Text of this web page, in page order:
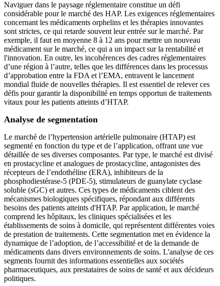
Naviguer dans le paysage réglementaire constitue un défi
considérable pour le marché des HAP. Les exigences réglementaires
concernant les médicaments orphelins et les thérapies innovantes
sont strictes, ce qui retarde souvent leur entrée sur le marché. Par
exemple, il faut en moyenne 8 à 12 ans pour mettre un nouveau
médicament sur le marché, ce qui a un impact sur la rentabilité et
l'innovation. En outre, les incohérences des cadres réglementaires
d’une région à l’autre, telles que les différences dans les processus
d’approbation entre la FDA et l’EMA, entravent le lancement
mondial fluide de nouvelles thérapies. Il est essentiel de relever ces
défis pour garantir la disponibilité en temps opportun de traitements
vitaux pour les patients atteints d’HTAP.
Analyse de segmentation
Le marché de l’hypertension artérielle pulmonaire (HTAP) est
segmenté en fonction du type et de l’application, offrant une vue
détaillée de ses diverses composantes. Par type, le marché est divisé
en prostacycline et analogues de prostacycline, antagonistes des
récepteurs de l’endothéline (ERA), inhibiteurs de la
phosphodiestérase-5 (PDE-5), stimulateurs de guanylate cyclase
soluble (sGC) et autres. Ces types de médicaments ciblent des
mécanismes biologiques spécifiques, répondant aux différents
besoins des patients atteints d'HTAP. Par application, le marché
comprend les hôpitaux, les cliniques spécialisées et les
établissements de soins à domicile, qui représentent différentes voies
de prestation de traitements. Cette segmentation met en évidence la
dynamique de l’adoption, de l’accessibilité et de la demande de
médicaments dans divers environnements de soins. L'analyse de ces
segments fournit des informations essentielles aux sociétés
pharmaceutiques, aux prestataires de soins de santé et aux décideurs
politiques.